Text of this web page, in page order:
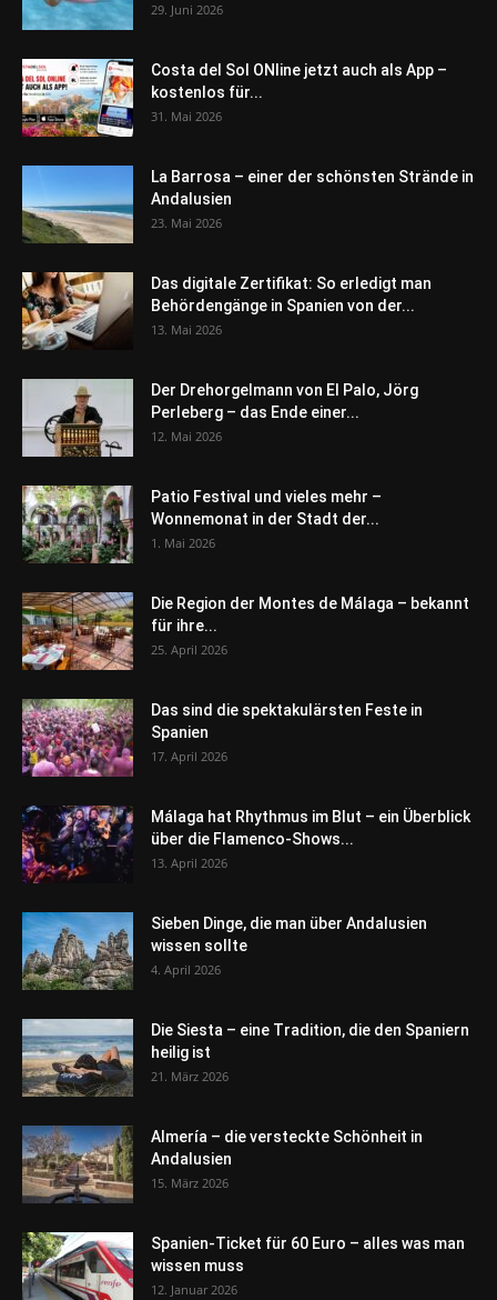
29. Juni 2026
Costa del Sol ONline jetzt auch als App –
kostenlos für...
31. Mai 2026
La Barrosa – einer der schönsten Strände in
Andalusien
23. Mai 2026
Das digitale Zertifikat: So erledigt man
Behördengänge in Spanien von der...
13. Mai 2026
Der Drehorgelmann von El Palo, Jörg
Perleberg – das Ende einer...
12. Mai 2026
Patio Festival und vieles mehr –
Wonnemonat in der Stadt der...
1. Mai 2026
Die Region der Montes de Málaga – bekannt
für ihre...
25. April 2026
Das sind die spektakulärsten Feste in
Spanien
17. April 2026
Málaga hat Rhythmus im Blut – ein Überblick
über die Flamenco-Shows...
13. April 2026
Sieben Dinge, die man über Andalusien
wissen sollte
4. April 2026
Die Siesta – eine Tradition, die den Spaniern
heilig ist
21. März 2026
Almería – die versteckte Schönheit in
Andalusien
15. März 2026
Spanien-Ticket für 60 Euro – alles was man
wissen muss
12. Januar 2026